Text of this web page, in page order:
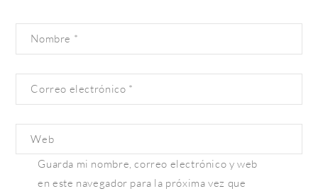
Nombre *
Correo electrónico *
Web
Guarda mi nombre, correo electrónico y web
en este navegador para la próxima vez que